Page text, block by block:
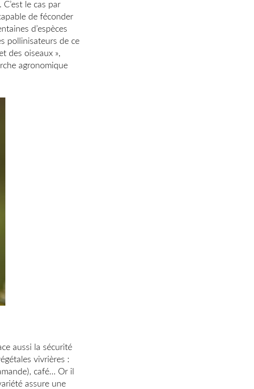
le cas par
de féconder
d’espèces
pollinisateurs de ce
des oiseaux »,
agronomique
aussi la sécurité
vivrières :
café… Or il
assure une